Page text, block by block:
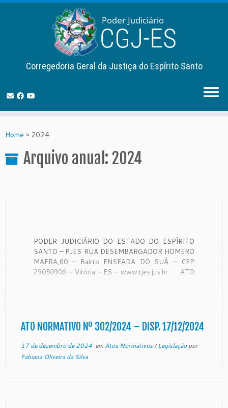
to
Corregedoria Geral da Justiça do Espírito Santo
Home » 2024
Arquivo anual: 2024
PODER JUDICIÁRIO DO ESTADO DO ESPÍRITO
SANTO – PJES RUA DESEMBARGADOR HOMERO
MAFRA,60 – Bairro ENSEADA DO SUÁ – CEP
29050906 – Vitória – ES – www.tjes.jus.br ATO
ATO NORMATIVO Nº 302/2024 – DISP. 17/12/2024
17 de dezembro de 2024em Atos Normativos/Legislaçãopor
Fabiana Oliveira da Silva